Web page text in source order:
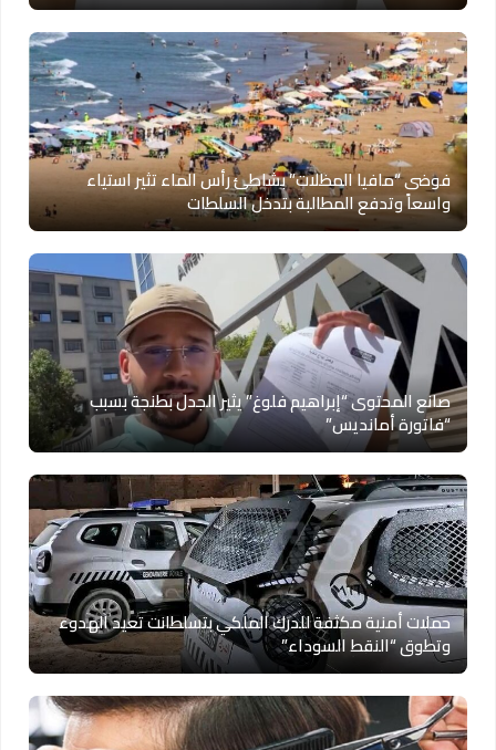
فوضى “مافيا المظلات” بشاطئ رأس الماء تثير استياء
واسعاً وتدفع المطالبة بتدخل السلطات
صانع المحتوى “إبراهيم فلوغ” يثير الجدل بطنجة بسبب
“فاتورة أمانديس”
حملات أمنية مكثفة للدرك الملكي بتسلطانت تعيد الهدوء
وتطوق “النقط السوداء”